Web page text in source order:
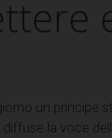
un
la voce